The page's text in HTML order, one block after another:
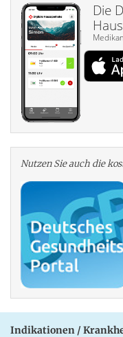
Die
Nutzen Sie auch die
Indikationen /